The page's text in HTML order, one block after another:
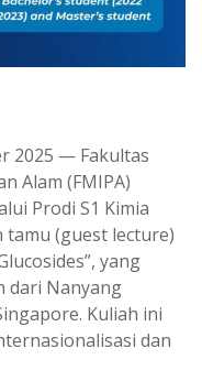
2025 — Fakultas
Alam (FMIPA)
Prodi S1 Kimia
(guest lecture)
yang
dari Nanyang
Kuliah ini
dan